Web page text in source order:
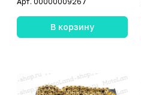
В корзину